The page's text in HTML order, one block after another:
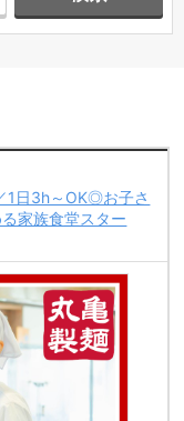
1日3h～OK◎お子さ
家族食堂スター